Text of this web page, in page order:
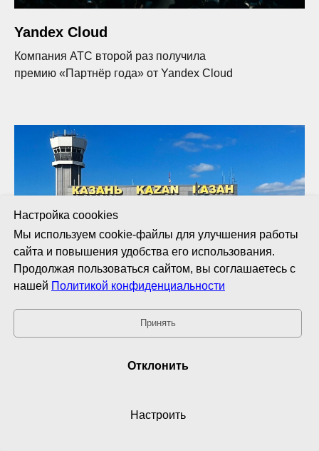
Yandex Cloud
Компания АТС второй раз получила
премию «Партнёр года» от Yandex Cloud
АвиаПорт
Аэропорт Казани объявляет о запуске современной
Настройка coookies
Мы используем cookie-файлы для улучшения работы
сайта и повышения удобства его использования.
Продолжая пользоваться сайтом, вы соглашаетесь с
нашей Политикой конфиденциальности
Принять
Отклонить
Настроить